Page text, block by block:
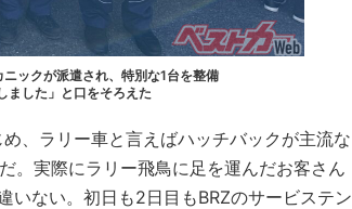
ックが派遣され、特別な1台を整備
ました」と口をそろえた
、ラリー車と言えばハッチバックが主流な
。実際にラリー飛鳥に足を運んだお客さん
いない。初日も2日目もBRZのサービステン